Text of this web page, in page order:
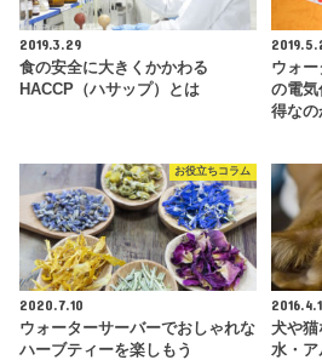
2019.3.29
食の安全に大きくかかわる
HACCP（ハサップ）とは
ウォ
の電気
得なの
お役立ちコラム
2020.7.10
ウォーターサーバーでおしゃれな
ハーブティーを楽しもう
犬や猫
水・ア